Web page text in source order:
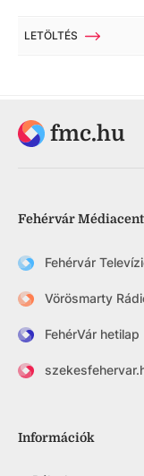
LETÖLTÉS
fmc.hu
Fehérvár
Fehérvár
Vörösmarty
FehérVár hetilap
Információk